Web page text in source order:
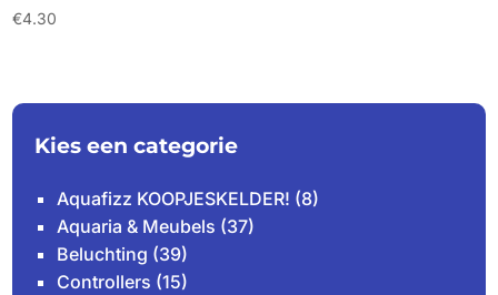
€4.30
Kies een categorie
Aquafizz KOOPJESKELDER! (8)
Aquaria & Meubels (37)
Beluchting (39)
Controllers (15)